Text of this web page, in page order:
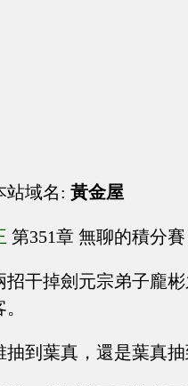
站域名: 黃金屋
第351章 無聊的積分賽
招干掉劍元宗弟子龐
抽到葉真，還是葉真